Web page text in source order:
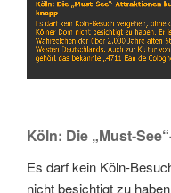
Köln: Die „Must-
Es darf kein Köln-
nicht besichtigt zu